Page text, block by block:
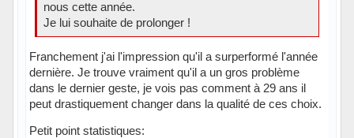
nous cette année.
Je lui souhaite de prolonger !
Franchement j'ai l'impression qu'il a surperformé l'année
dernière. Je trouve vraiment qu'il a un gros problème
dans le dernier geste, je vois pas comment à 29 ans il
peut drastiquement changer dans la qualité de ces choix.
Petit point statistiques: